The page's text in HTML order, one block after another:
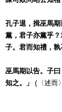
孔子退，揖巫馬
黨，君子亦黨乎
子。君而知禮，孰
巫馬期以告。子
知之。」
(〈述而